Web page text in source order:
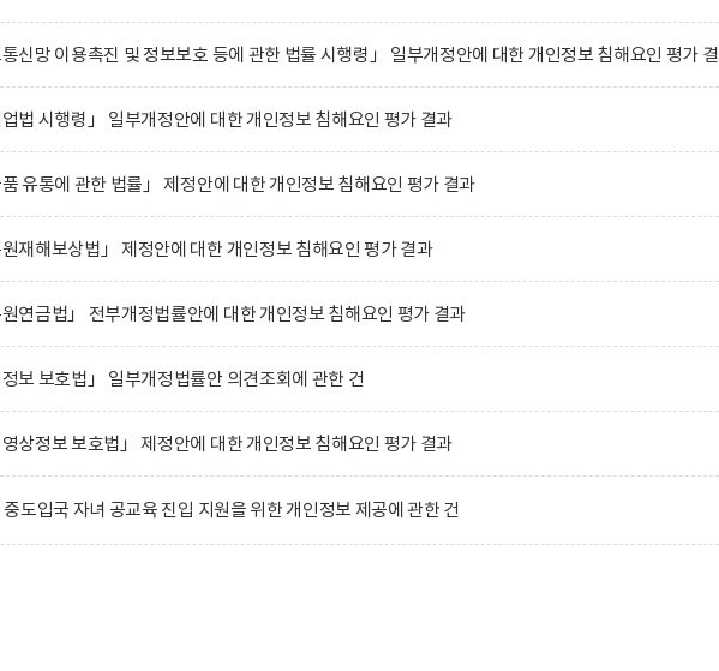
통신망 이용촉진 및 정보보호 등에 관한 법률 시행령」 일부개정안에 대한 개인정보 침해요인 평가
업법 시행령」 일부개정안에 대한 개인정보 침해요인 평가 결과
품 유통에 관한 법률」 제정안에 대한 개인정보 침해요인 평가 결과
원재해보상법」 제정안에 대한 개인정보 침해요인 평가 결과
원연금법」 전부개정법률안에 대한 개인정보 침해요인 평가 결과
정보 보호법」 일부개정법률안 의견조회에 관한 건
영상정보 보호법」 제정안에 대한 개인정보 침해요인 평가 결과
중도입국 자녀 공교육 진입 지원을 위한 개인정보 제공에 관한 건